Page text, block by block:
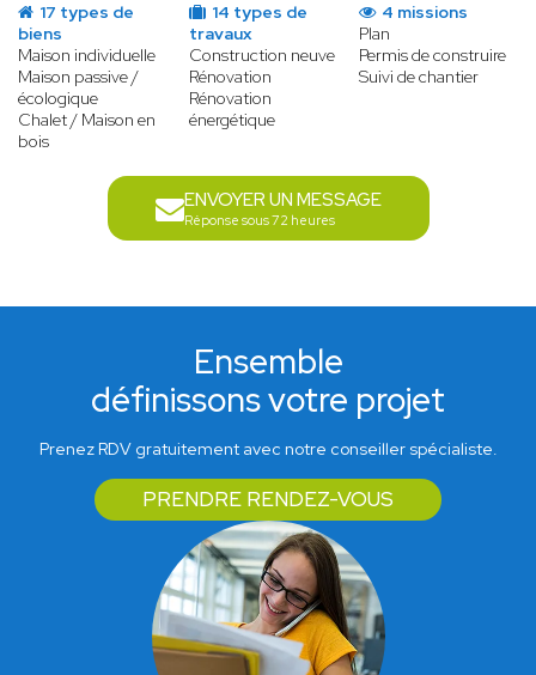
17 types de
biens
Maison individuelle
Maison passive /
écologique
Chalet / Maison en
bois
14 types de
travaux
Construction neuve
Rénovation
Rénovation
énergétique
4 missions
Plan
Permis de construire
Suivi de chantier
ENVOYER UN MESSAGE
Réponse sous 72 heures
Ensemble
définissons votre projet
Prenez RDV gratuitement avec notre conseiller spécialiste.
PRENDRE RENDEZ-VOUS